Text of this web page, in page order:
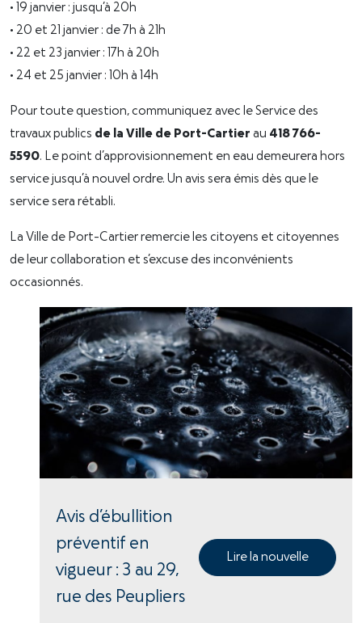
• 19 janvier : jusqu’à 20h
• 20 et 21 janvier : de 7h à 21h
• 22 et 23 janvier : 17h à 20h
• 24 et 25 janvier : 10h à 14h
Pour toute question, communiquez avec le Service des
travaux publics de la Ville de Port-Cartier au 418 766-
5590. Le point d’approvisionnement en eau demeurera hors
service jusqu’à nouvel ordre. Un avis sera émis dès que le
service sera rétabli.
La Ville de Port-Cartier remercie les citoyens et citoyennes
de leur collaboration et s’excuse des inconvénients
occasionnés.
Avis d’ébullition
préventif en
vigueur : 3 au 29,
rue des Peupliers
Lire la nouvelle